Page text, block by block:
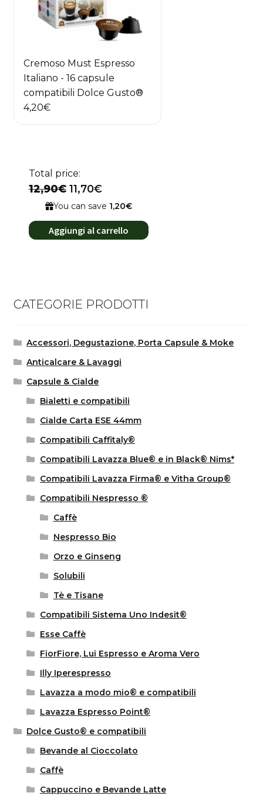
Cremoso Must Espresso
Italiano - 16 capsule
compatibili Dolce Gusto®
4,20€
Total price:
12,90€ 11,70€
You can save 1,20€
Aggiungi al carrello
CATEGORIE PRODOTTI
Accessori, Degustazione, Porta Capsule & Moke
Anticalcare & Lavaggi
Capsule & Cialde
Bialetti e compatibili
Cialde Carta ESE 44mm
Compatibili Caffitaly®
Compatibili Lavazza Blue® e in Black® Nims*
Compatibili Lavazza Firma® e Vitha Group®
Compatibili Nespresso ®
Caffè
Nespresso Bio
Orzo e Ginseng
Solubili
Tè e Tisane
Compatibili Sistema Uno Indesit®
Esse Caffè
FiorFiore, Lui Espresso e Aroma Vero
Illy Iperespresso
Lavazza a modo mio® e compatibili
Lavazza Espresso Point®
Dolce Gusto® e compatibili
Bevande al Cioccolato
Caffè
Cappuccino e Bevande Latte